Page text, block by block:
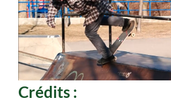
Crédits :